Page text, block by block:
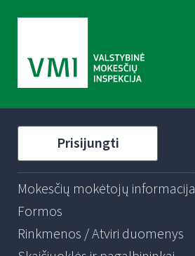
Prisijungti
Mokesčių mokėtojų informacija
Formos
Rinkmenos / Atviri duomenys